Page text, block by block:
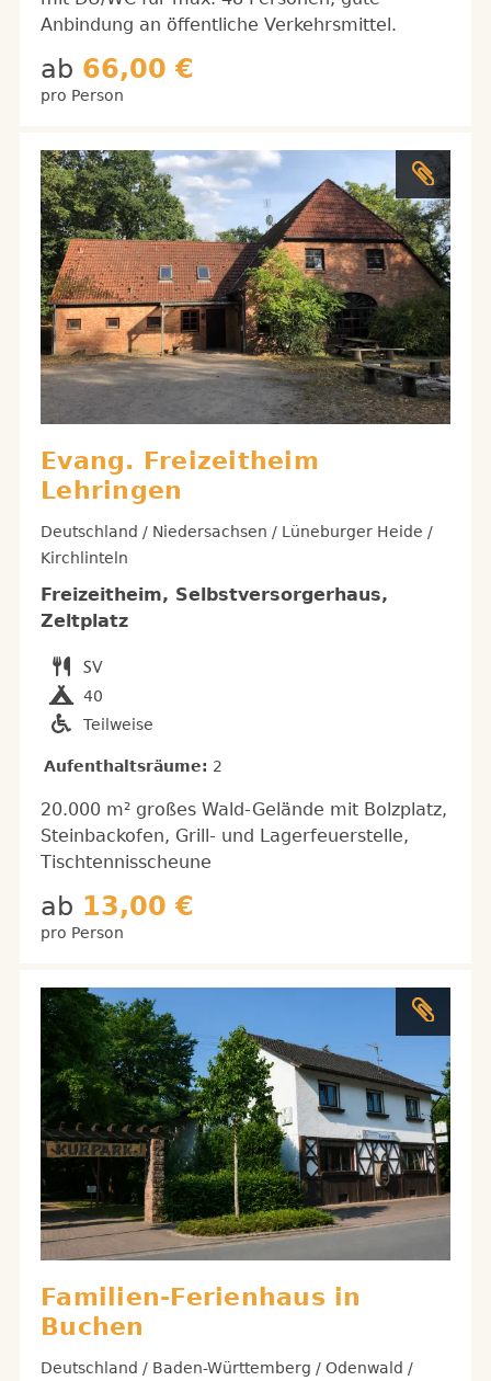
Anbindung an öffentliche Verkehrsmittel.
ab 66,00 €
pro Person
Evang. Freizeitheim
Lehringen
Deutschland / Niedersachsen / Lüneburger Heide /
Kirchlinteln
Freizeitheim, Selbstversorgerhaus,
Zeltplatz
40
Teilweise
Aufenthaltsräume: 2
20.000 m² großes Wald-Gelände mit Bolzplatz,
Steinbackofen, Grill- und Lagerfeuerstelle,
Tischtennisscheune
ab 13,00 €
pro Person
Familien-Ferienhaus in
Buchen
Deutschland / Baden-Württemberg / Odenwald /